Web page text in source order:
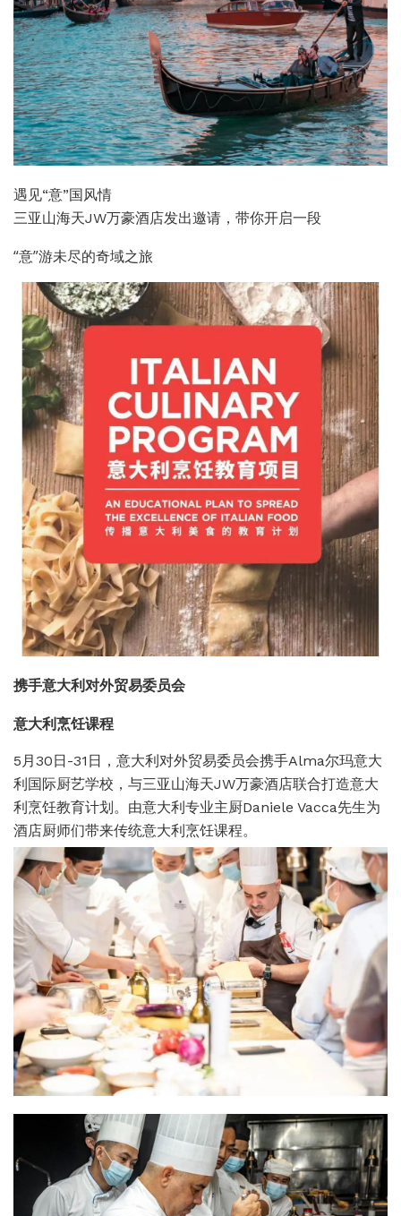
遇见“意”国风情
三亚山海天JW万豪酒店发出邀请，带你开启一段
“意”游未尽的奇域之旅
携手意大利对外贸易委员会
意大利烹饪课程
5月30日-31日，意大利对外贸易委员会携手Alma尔玛意大
利国际厨艺学校，与三亚山海天JW万豪酒店联合打造意大
利烹饪教育计划。由意大利专业主厨Daniele Vacca先生为
酒店厨师们带来传统意大利烹饪课程。